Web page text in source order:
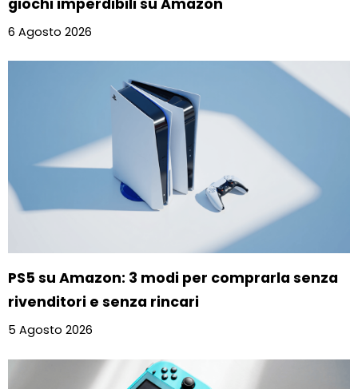
giochi imperdibili su Amazon
6 Agosto 2026
PS5 su Amazon: 3 modi per comprarla senza
rivenditori e senza rincari
5 Agosto 2026